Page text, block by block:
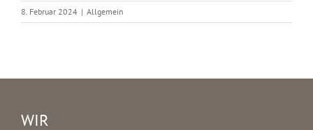
8. Februar 2024 | Allgemein
WIR